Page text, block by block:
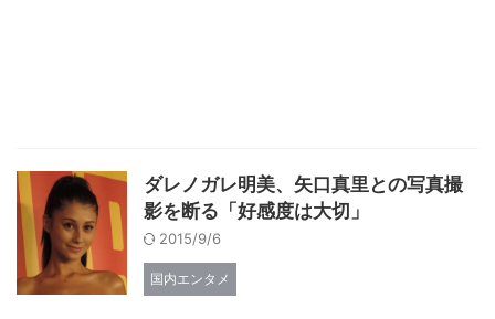
ダレノガレ明美、矢口真里との写真撮
影を断る「好感度は大切」
2015/9/6
国内エンタメ